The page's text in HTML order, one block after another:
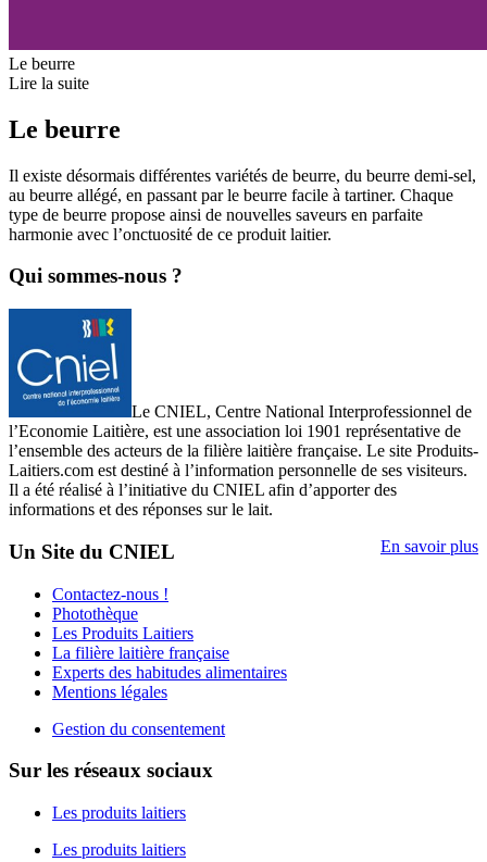
Le beurre
Lire la suite
Le beurre
Il existe désormais différentes variétés de beurre, du beurre demi-sel,
au beurre allégé, en passant par le beurre facile à tartiner. Chaque
type de beurre propose ainsi de nouvelles saveurs en parfaite
harmonie avec l’onctuosité de ce produit laitier.
Qui sommes-nous ?
Le CNIEL, Centre National Interprofessionnel de
l’Economie Laitière, est une association loi 1901 représentative de
l’ensemble des acteurs de la filière laitière française. Le site Produits-
Laitiers.com est destiné à l’information personnelle de ses visiteurs.
Il a été réalisé à l’initiative du CNIEL afin d’apporter des
informations et des réponses sur le lait.
En savoir plus
Un Site du CNIEL
Contactez-nous !
Photothèque
Les Produits Laitiers
La filière laitière française
Experts des habitudes alimentaires
Mentions légales
Gestion du consentement
Sur les réseaux sociaux
Les produits laitiers
Les produits laitiers